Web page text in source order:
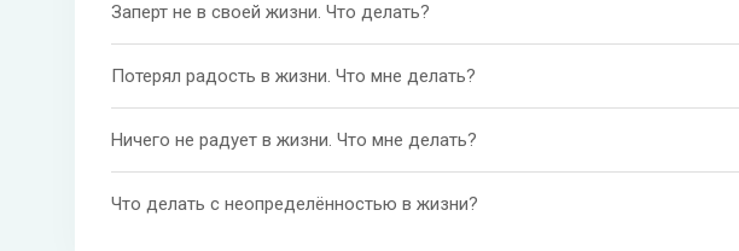
Заперт не в своей жизни. Что делать?
Потерял радость в жизни. Что мне делать?
Ничего не радует в жизни. Что мне делать?
Что делать с неопределённостью в жизни?